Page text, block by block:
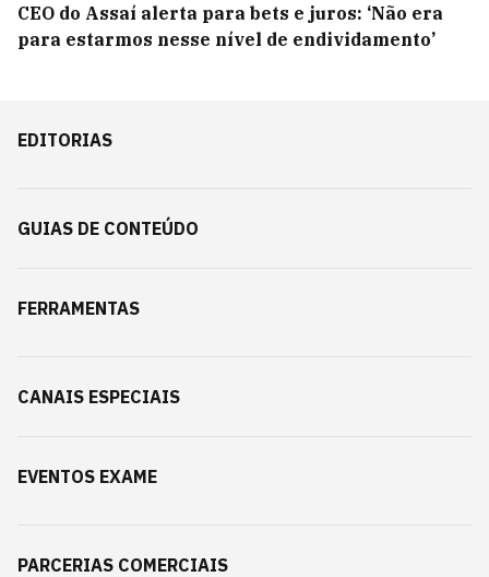
CEO do Assaí alerta para bets e juros: ‘Não era
para estarmos nesse nível de endividamento’
EDITORIAS
GUIAS DE CONTEÚDO
FERRAMENTAS
CANAIS ESPECIAIS
EVENTOS EXAME
PARCERIAS COMERCIAIS